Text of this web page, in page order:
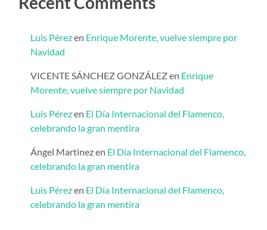
Luis Pérezen Enrique Morente, vuelve siempre por
Navidad
VICENTE SÁNCHEZ GONZÁLEZen Enrique
Morente, vuelve siempre por Navidad
Luis Pérezen El Día Internacional del Flamenco,
celebrando la gran mentira
Ángel Martinezen El Día Internacional del Flamenco,
celebrando la gran mentira
Luis Pérezen El Día Internacional del Flamenco,
celebrando la gran mentira